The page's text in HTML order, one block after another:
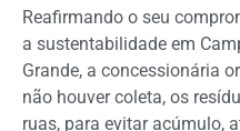
Reafirmando o seu
a sustentabilidade em
Grande, a concessionária
não houver coleta, os
ruas, para evitar acúmulo,